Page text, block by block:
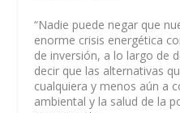
“Nadie puede negar que
enorme crisis energética
de inversión, a lo largo de
decir que las alternativas
cualquiera y menos aún a
ambiental y la salud de la